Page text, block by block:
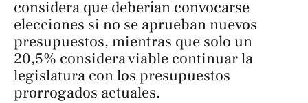
considera que deberían convocarse
elecciones si no se aprueban nuevos
presupuestos, mientras que solo un
20,5% considera viable continuar la
legislatura con los presupuestos
prorrogados actuales.